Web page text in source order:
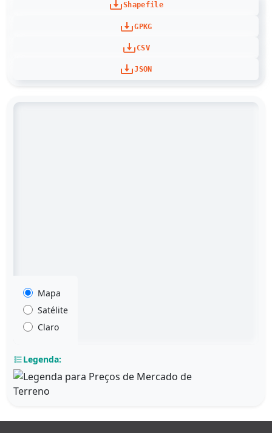
Mapa
Satélite
Claro
Legenda:
Shapefile
GPKG
CSV
JSON